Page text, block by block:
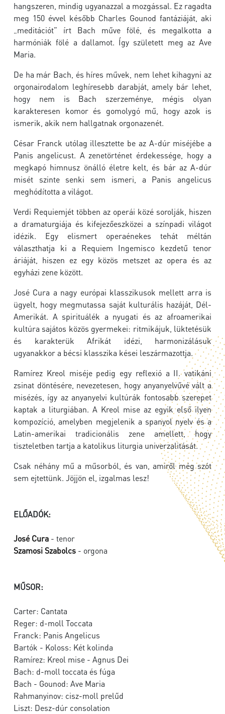
hangszeren, mindig ugyanazzal a mozgással. Ez ragadta
meg 150 évvel később Charles Gounod fantáziáját, aki
„meditációt” írt Bach műve fölé, és megalkotta a
harmóniák fölé a dallamot. Így született meg az Ave
Maria.
De ha már Bach, és híres művek, nem lehet kihagyni az
orgonairodalom leghíresebb darabját, amely bár lehet,
hogy nem is Bach szerzeménye, mégis olyan
karakteresen komor és gomolygó mű, hogy azok is
ismerik, akik nem hallgatnak orgonazenét.
César Franck utólag illesztette be az A-dúr miséjébe a
Panis angelicust. A zenetörténet érdekessége, hogy a
megkapó himnusz önálló életre kelt, és bár az A-dúr
misét szinte senki sem ismeri, a Panis angelicus
meghódította a világot.
Verdi Requiemjét többen az operái közé sorolják, hiszen
a dramaturgiája és kifejezőeszközei a színpadi világot
idézik. Egy elismert operaénekes tehát méltán
választhatja ki a Requiem Ingemisco kezdetű tenor
áriáját, hiszen ez egy közös metszet az opera és az
egyházi zene között.
José Cura a nagy európai klasszikusok mellett arra is
ügyelt, hogy megmutassa saját kulturális hazáját, Dél-
Amerikát. A spirituálék a nyugati és az afroamerikai
kultúra sajátos közös gyermekei: ritmikájuk, lüktetésük
és karakterük Afrikát idézi, harmonizálásuk
ugyanakkor a bécsi klasszika kései leszármazottja.
Ramírez Kreol miséje pedig egy reflexió a II. vatikáni
zsinat döntésére, nevezetesen, hogy anyanyelvűvé vált a
misézés, így az anyanyelvi kultúrák fontosabb szerepet
kaptak a liturgiában. A Kreol mise az egyik első ilyen
kompozíció, amelyben megjelenik a spanyol nyelv és a
Latin-amerikai tradicionális zene amellett, hogy
tiszteletben tartja a katolikus liturgia univerzalitását.
Csak néhány mű a műsorból, és van, amiről még szót
sem ejtettünk. Jöjjön el, izgalmas lesz!
ELŐADÓK:
José Cura - tenor
Szamosi Szabolcs - orgona
MŰSOR:
Carter: Cantata
Reger: d-moll Toccata
Franck: Panis Angelicus
Bartók - Koloss: Két kolinda
Ramírez: Kreol mise - Agnus Dei
Bach: d-moll toccata és fúga
Bach - Gounod: Ave Maria
Rahmanyinov: cisz-moll prelűd
Liszt: Desz-dúr consolation